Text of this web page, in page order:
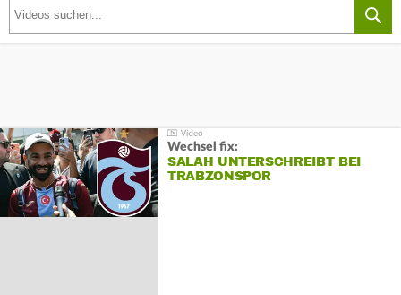
Wechsel fix:
SALAH UNTERSCHREIBT BEI
TRABZONSPOR